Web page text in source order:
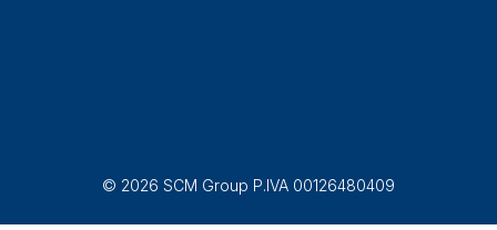
© 2026 SCM Group P.IVA 00126480409